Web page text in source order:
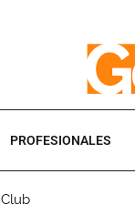
PROFESIONALES